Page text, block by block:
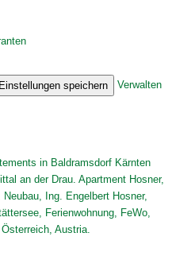
Einstellungen speichern Verwalten